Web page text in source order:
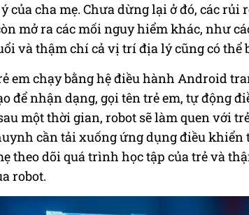
của cha mẹ. Chưa dừng lại ở đó, các rủi
mở ra các mối nguy hiểm khác, như
và thậm chí cả vị trí địa lý cũng có thể
em chạy bằng hệ điều hành Android
để nhận dạng, gọi tên trẻ em, tự động
một thời gian, robot sẽ làm quen với
cần tải xuống ứng dụng điều khiển
theo dõi quá trình học tập của trẻ và
robot.